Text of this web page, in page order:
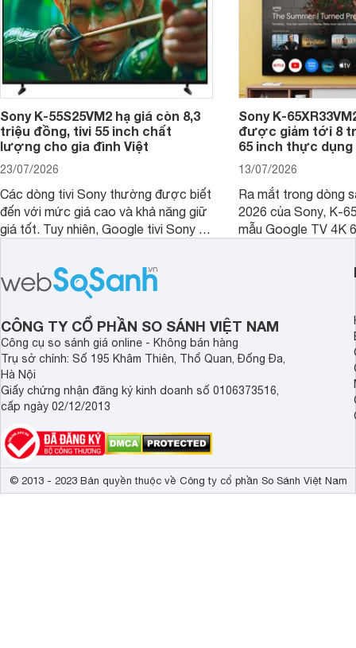
Sony K-55S25VM2 hạ giá còn 8,3
triệu đồng, tivi 55 inch chất
lượng cho gia đình Việt
23/07/2026
Các dòng tivi Sony thường được biết
đến với mức giá cao và khả năng giữ
giá tốt. Tuy nhiên, Google tivi Sony 55
hợp đáng chú ý khi có mức giá dễ
tiếp cận hơn dù mới ra mắt trong năm
Sony K-
được giảm tới 8
65 inch thực
13/07/2026
Ra mắt trong dòng
2026 của Sony, K-
mẫu Google TV 4K
tảng Google TV
nghệ hỗ trợ nâng
CÔNG TY CỔ PHẦN SO SÁNH VIỆT NAM
Công cụ so sánh giá online - Không bán hàng
Trụ sở chính: Số 195 Khâm Thiên, Thổ Quan, Đống Đa,
Hà Nội
Giấy chứng nhận đăng ký kinh doanh số 0106373516,
cấp ngày 02/12/2013
© 2013 - 2023 Bản quyền thuộc về Công ty cổ phần So Sánh Việt Nam